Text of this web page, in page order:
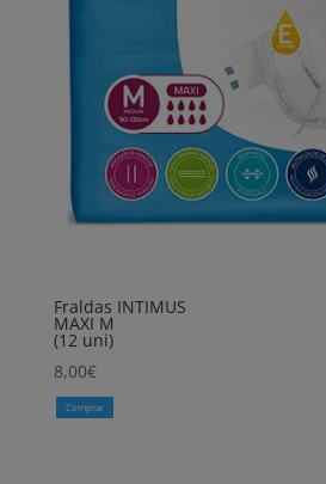
Fraldas INTIMUS
MAXI M
(12 uni)
8,00€
Comprar